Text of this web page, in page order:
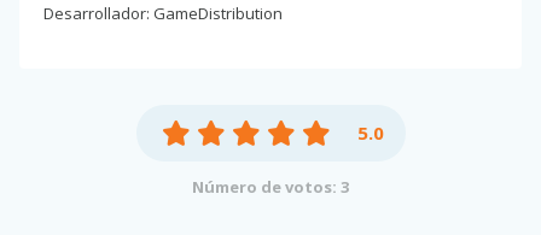
Desarrollador: GameDistribution
5.0
Número de votos: 3